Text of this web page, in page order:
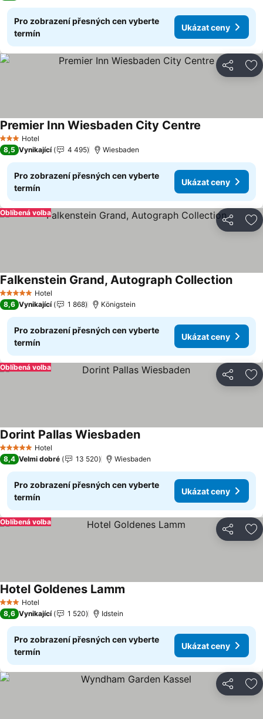
Pro zobrazení přesných cen vyberte
termín
Ukázat ceny
Sdílet
3 Počet hvězdiček
Hotel
Premier Inn Wiesbaden City Centre
8,5 Vynikající 4 495 Wiesbaden
Pro zobrazení přesných cen vyberte
termín
Ukázat ceny
Sdílet
Oblíbená volba
5 Počet hvězdiček
Hotel
Falkenstein Grand, Autograph Collection
8,6 Vynikající 1 868 Königstein
Pro zobrazení přesných cen vyberte
termín
Ukázat ceny
Sdílet
Oblíbená volba
5 Počet hvězdiček
Hotel
Dorint Pallas WiesbadenUkázat ceny
8,4 Velmi dobré 13 520 Wiesbaden
Pro zobrazení přesných cen vyberte
termín
Ukázat ceny
Sdílet
Oblíbená volba
3 Počet hvězdiček
Hotel
Hotel Goldenes Lamm
8,6 Vynikající 1 520 Idstein
Pro zobrazení přesných cen vyberte
termín
Ukázat ceny
Sdílet